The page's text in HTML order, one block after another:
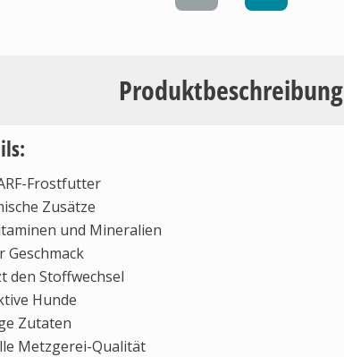
Produktbeschreibung
Frostfutter
Zusätze
und Mineralien
Geschmack
den Stoffwechsel
Hunde
Zutaten
Metzgerei-Qualität